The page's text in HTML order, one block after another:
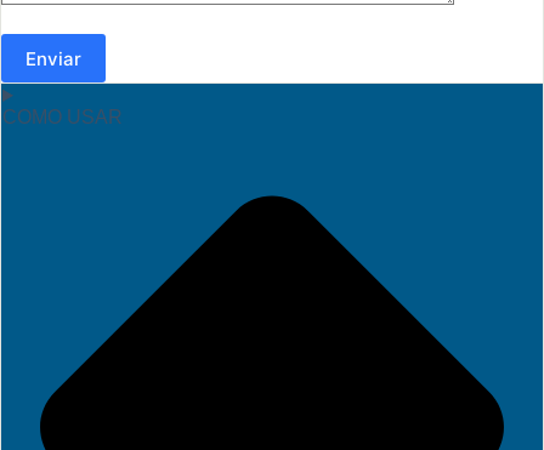
Enviar
COMO USAR